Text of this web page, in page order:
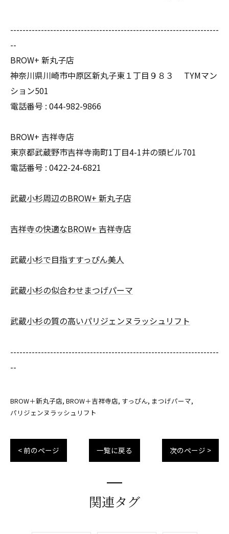
--------------------------------------------------------------------
--
BROW+ 新丸子店
神奈川県川崎市中原区新丸子東１丁目９８３ TYMマン
ション501
電話番号 : 044-982-9866
BROW+ 吉祥寺店
東京都武蔵野市吉祥寺南町1丁目4-1井の頭ビル701
電話番号 : 0422-24-6821
武蔵小杉周辺のBROW+ 新丸子店
吉祥寺の快適なBROW+ 吉祥寺店
武蔵小杉で目指すすっぴん美人
武蔵小杉の似合わせまつげパーマ
武蔵小杉の質の高いパリジェンヌラッシュリフト
--------------------------------------------------------------------
--
BROW＋新丸子店 BROW＋吉祥寺店 すっぴん まつげパーマ
パリジェンヌラッシュリフト
< 前のページ 一覧に戻る 次のページ >
関連タグ